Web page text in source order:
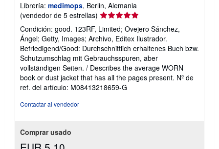
Librería: medimops, Berlin, Alemania
(vendedor de 5 estrellas) Calificación
del
vendedor:
5
de
5
estrellas
Condición: good. 123RF, Limited; Ovejero Sánchez,
Ángel; Getty, Images; Archivo, Editex Ilustrador.
Befriedigend/Good: Durchschnittlich erhaltenes Buch bzw.
Schutzumschlag mit Gebrauchsspuren, aber
vollständigen Seiten. / Describes the average WORN
book or dust jacket that has all the pages present. Nº de
ref. del artículo: M08413218659-G
Contactar al vendedor
Comprar usado